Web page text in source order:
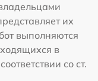
их
выполняются
в
со ст.